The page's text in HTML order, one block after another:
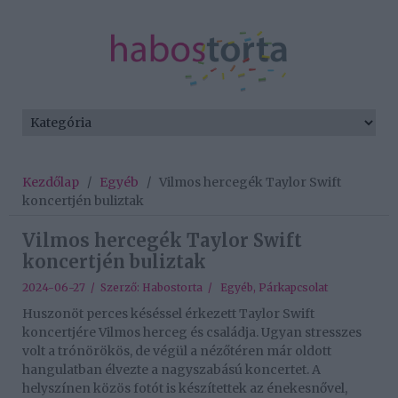
Kezdőlap / Egyéb / Vilmos hercegék Taylor Swift
koncertjén buliztak
Vilmos hercegék Taylor Swift
koncertjén buliztak
2024-06-27 / Szerző: Habostorta / Egyéb, Párkapcsolat
Huszonöt perces késéssel érkezett Taylor Swift
koncertjére Vilmos herceg és családja. Ugyan stresszes
volt a trónörökös, de végül a nézőtéren már oldott
hangulatban élvezte a nagyszabású koncertet. A
helyszínen közös fotót is készítettek az énekesnővel,